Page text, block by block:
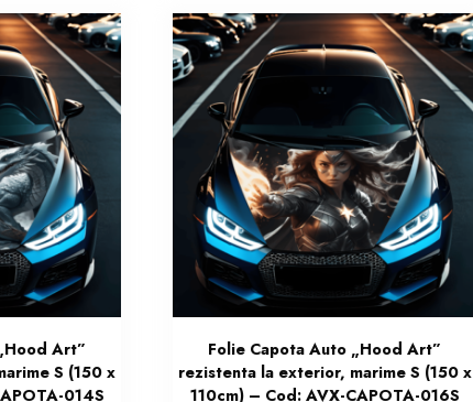
Art”
S (150 x
014S
Folie Capota Auto „Hood Art”
rezistenta la exterior, marime S (150 x
110cm) – Cod: AVX-CAPOTA-016S